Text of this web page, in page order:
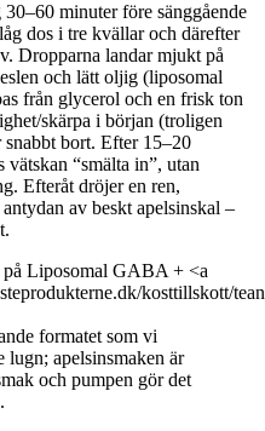
minuter före sänggående
dos i tre kvällar och därefter
Dropparna landar mjukt på
och lätt oljig (liposomal
från glycerol och en frisk ton
skärpa i början (troligen
bort. Efter 15–20
vätskan “smälta in”, utan
Efteråt dröjer en ren,
av beskt apelsinskal –
formatet som vi
lugn; apelsinsmaken är
och pumpen gör det